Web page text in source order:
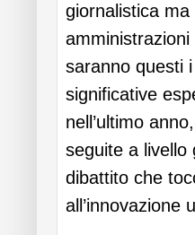
giornalistica
saranno questi
significative
nell’ultimo
seguite a livello
dibattito che
all’innovazione